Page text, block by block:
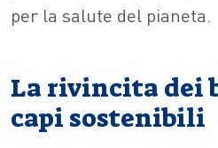
per la salute del pianeta.
La rivincita dei
capi sostenibili